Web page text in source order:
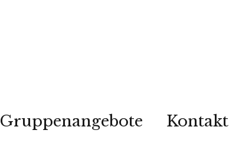
Gruppenangebote Kontakt